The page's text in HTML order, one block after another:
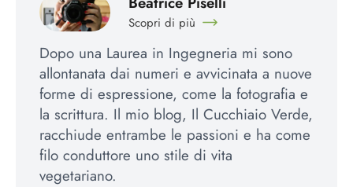
Scopri di più
Dopo una Laurea in Ingegneria mi sono
allontanata dai numeri e avvicinata a nuove
forme di espressione, come la fotografia e
la scrittura. Il mio blog, Il Cucchiaio Verde,
racchiude entrambe le passioni e ha come
filo conduttore uno stile di vita
vegetariano.